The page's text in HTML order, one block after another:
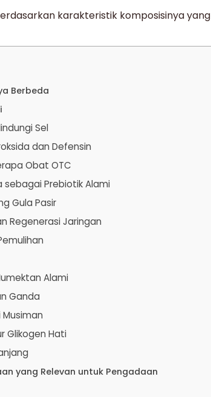
karakteristik komposisinya yang
Berbeda
Sel
dan Defensin
Obat OTC
sebagai Prebiotik Alami
Gula Pasir
Regenerasi Jaringan
Alami
Ganda
Musiman
Glikogen Hati
yang Relevan untuk Pengadaan